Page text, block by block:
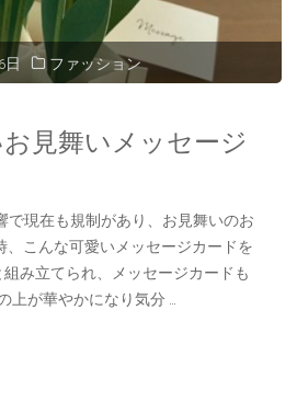
日 ファッション
見舞いメッセージ
で現在も規制があり、お見舞いのお
、こんな可愛いメッセージカードを
み立てられ、メッセージカードも
上が華やかになり気分 …